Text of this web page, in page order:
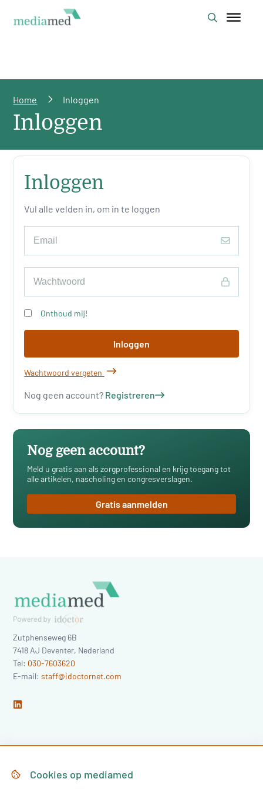
Home Inloggen
Inloggen
Inloggen
Vul alle velden in, om in te loggen
Onthoud mij!
Inloggen
Wachtwoord vergeten
Nog geen account? Registreren
Nog geen account?
Meld u gratis aan als zorgprofessional en krijg toegang tot
alle artikelen, nascholing en congresverslagen.
Gratis aanmelden
Zutphenseweg 6B
7418 AJ Deventer, Nederland
Tel: 030-7603620
E-mail:staff@idoctornet.com
HomeCookies op mediamed